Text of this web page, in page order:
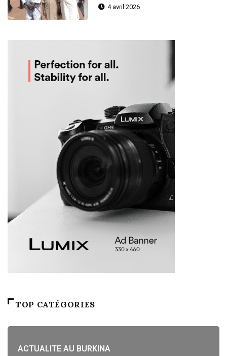
4 avril 2026
TOP CATÉGORIES
ACTUALITE AU BURKINA